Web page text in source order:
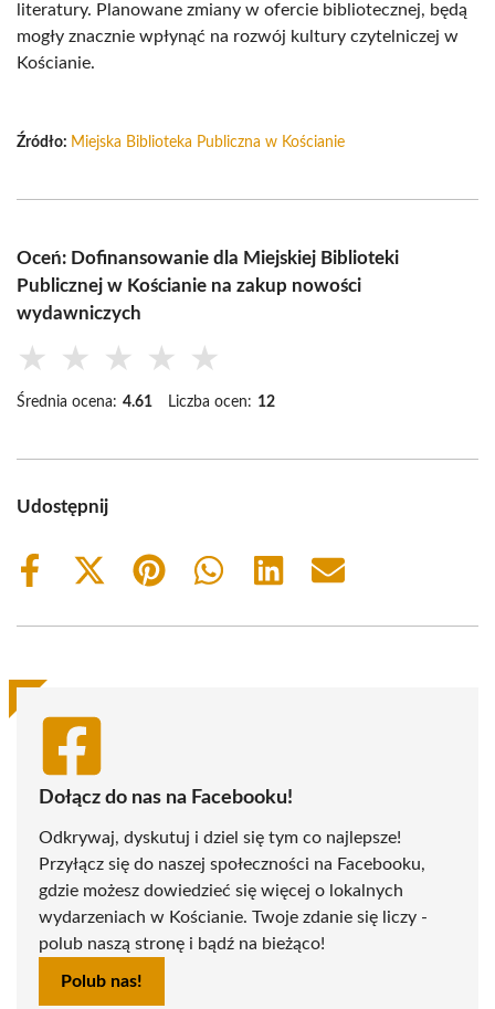
literatury. Planowane zmiany w ofercie bibliotecznej, będą
mogły znacznie wpłynąć na rozwój kultury czytelniczej w
Kościanie.
Źródło: Miejska Biblioteka Publiczna w Kościanie
Oceń: Dofinansowanie dla Miejskiej Biblioteki
Publicznej w Kościanie na zakup nowości
wydawniczych
★ ★ ★ ★ ★
Średnia ocena: 4.61 Liczba ocen: 12
Udostępnij
Share
Share
(Twitter)
Share
Share
Share
Share
Dołącz do nas na Facebooku!
Odkrywaj, dyskutuj i dziel się tym co najlepsze!
Przyłącz się do naszej społeczności na Facebooku,
gdzie możesz dowiedzieć się więcej o lokalnych
wydarzeniach w Kościanie. Twoje zdanie się liczy -
polub naszą stronę i bądź na bieżąco!
Polub nas!